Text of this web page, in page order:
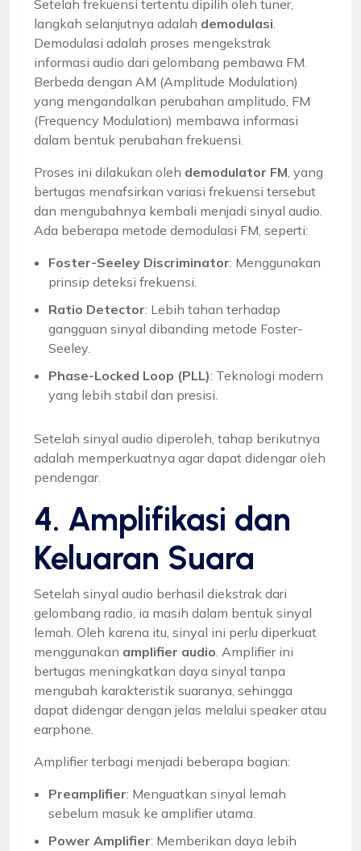
Setelah frekuensi tertentu dipilih oleh tuner,
langkah selanjutnya adalah demodulasi.
Demodulasi adalah proses mengekstrak
informasi audio dari gelombang pembawa FM.
Berbeda dengan AM (Amplitude Modulation)
yang mengandalkan perubahan amplitudo, FM
(Frequency Modulation) membawa informasi
dalam bentuk perubahan frekuensi.
Proses ini dilakukan oleh demodulator FM, yang
bertugas menafsirkan variasi frekuensi tersebut
dan mengubahnya kembali menjadi sinyal audio.
Ada beberapa metode demodulasi FM, seperti:
Foster-Seeley Discriminator: Menggunakan
prinsip deteksi frekuensi.
Ratio Detector: Lebih tahan terhadap
gangguan sinyal dibanding metode Foster-
Seeley.
Phase-Locked Loop (PLL): Teknologi modern
yang lebih stabil dan presisi.
Setelah sinyal audio diperoleh, tahap berikutnya
adalah memperkuatnya agar dapat didengar oleh
pendengar.
4. Amplifikasi dan
Keluaran Suara
Setelah sinyal audio berhasil diekstrak dari
gelombang radio, ia masih dalam bentuk sinyal
lemah. Oleh karena itu, sinyal ini perlu diperkuat
menggunakan amplifier audio. Amplifier ini
bertugas meningkatkan daya sinyal tanpa
mengubah karakteristik suaranya, sehingga
dapat didengar dengan jelas melalui speaker atau
earphone.
Amplifier terbagi menjadi beberapa bagian:
Preamplifier: Menguatkan sinyal lemah
sebelum masuk ke amplifier utama.
Power Amplifier: Memberikan daya lebih